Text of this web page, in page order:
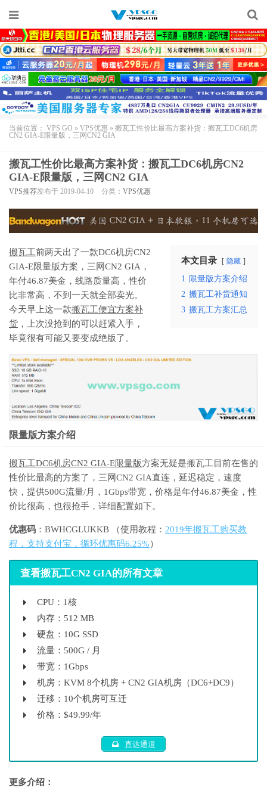
当前位置： VPS GO » VPS优惠 » 搬瓦工性价比最高方案补货：搬瓦工DC6机房
CN2 GIA-E限量版，三网CN2 GIA
搬瓦工性价比最高方案补货：搬瓦工DC6机房CN2
GIA-E限量版，三网CN2 GIA
VPS推荐发布于 2019-04-10 分类： VPS优惠
本文目录 隐藏
1 限量版方案介绍
2 搬瓦工补货通知
3 搬瓦工方案汇总
搬瓦工前两天出了一款DC6机房CN2
GIA-E限量版方案，三网CN2 GIA，
年付46.87美金，线路质量高，性价
比非常高，不到一天就全部卖光。
今天早上这一款搬瓦工便宜方案补
货 ，上次没抢到的可以赶紧入手，
毕竟很有可能又要变成绝版了。
限量版方案介绍
搬瓦工DC6机房CN2 GIA-E限量版方案无疑是搬瓦工目前在售的
性价比最高的方案了，三网CN2 GIA直连，延迟稳定，速度
快，提供500G流量/月，1Gbps带宽，价格是年付46.87美金，性
价比很高，也很抢手，详细配置如下。
优惠码 ：BWHCGLUKKB （使用教程： 2019年搬瓦工购买教
程，支持支付宝，循环优惠码6.25%）
查看搬瓦工CN2 GIA的所有文章
CPU：1核
内存：512 MB
硬盘：10G SSD
流量：500G / 月
带宽：1Gbps
机房：KVM 8个机房 + CN2 GIA机房（DC6+DC9）
迁移：10个机房可互迁
价格：$49.99/年
直达通道
更多介绍：